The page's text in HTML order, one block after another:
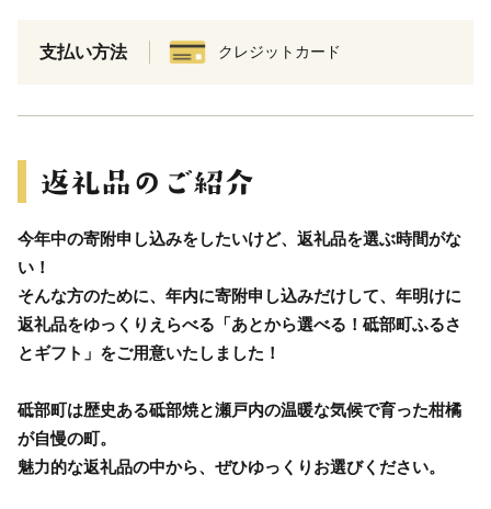
支払い方法 クレジットカード
今年中の寄附申し込みをしたいけど、返礼品を選ぶ時間がな
い！
そんな方のために、年内に寄附申し込みだけして、年明けに
返礼品をゆっくりえらべる「あとから選べる！砥部町ふるさ
とギフト」をご用意いたしました！
砥部町は歴史ある砥部焼と瀬戸内の温暖な気候で育った柑橘
が自慢の町。
魅力的な返礼品の中から、ぜひゆっくりお選びください。